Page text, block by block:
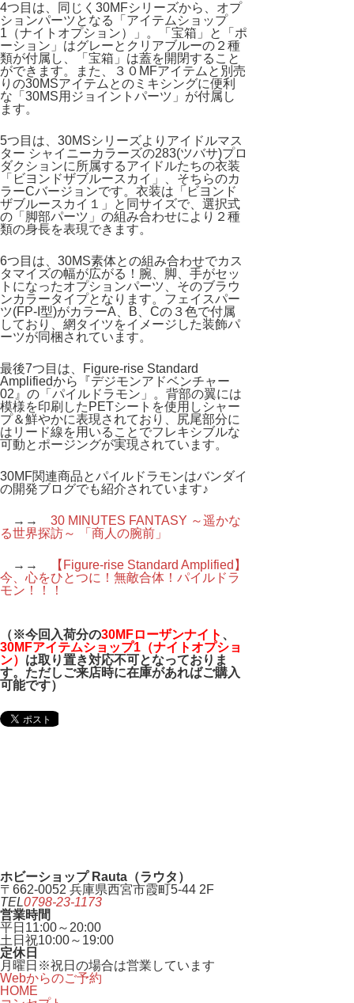
4つ目は、同じく30MFシリーズから、オプ
ションパーツとなる「アイテムショップ
1（ナイトオプション）」。「宝箱」と「ポ
ーション」はグレーとクリアブルーの２種
類が付属し、「宝箱」は蓋を開閉すること
ができます。また、３０MFアイテムと別売
りの30MSアイテムとのミキシングに便利
な「30MS用ジョイントパーツ」が付属し
ます。
5つ目は、30MSシリーズよりアイドルマス
ター シャイニーカラーズの283(ツバサ)プロ
ダクションに所属するアイドルたちの衣装
「ビヨンドザブルースカイ」、そちらのカ
ラーCバージョンです。衣装は「ビヨンド
ザブルースカイ１」と同サイズで、選択式
の「脚部パーツ」の組み合わせにより２種
類の身長を表現できます。
6つ目は、30MS素体との組み合わせでカス
タマイズの幅が広がる！腕、脚、手がセッ
トになったオプションパーツ、そのブラウ
ンカラータイプとなります。フェイスパー
ツ(FP-I型)がカラーA、B、Cの３色で付属
しており、網タイツをイメージした装飾パ
ーツが同梱されています。
最後7つ目は、Figure-rise Standard
Amplifiedから『デジモンアドベンチャー
02』の「パイルドラモン」。背部の翼には
模様を印刷したPETシートを使用しシャー
プ＆鮮やかに表現されており、尻尾部分に
はリード線を用いることでフレキシブルな
可動とポージングが実現されています。
30MF関連商品とパイルドラモンはバンダイ
の開発ブログでも紹介されています♪
→→ 30 MINUTES FANTASY ～遥かな
る世界探訪～ 「商人の腕前」
→→
【Figure-rise Standard Amplified】
今、心をひとつに！無敵合体！パイルドラ
モン！！！
（※今回入荷分の30MFローザンナイト 、
30MFアイテムショップ1（ナイトオプショ
ン） は取り置き対応不可となっておりま
す。ただしご来店時に在庫があればご購入
可能です）
ホビーショップ Rauta（ラウタ）
〒662-0052 兵庫県西宮市霞町5-44 2F
TEL0798-23-1173
営業時間
平日 11:00～20:00
土日祝10:00～19:00
定休日
月曜日 ※祝日の場合は営業しています
Webからのご予約
HOME